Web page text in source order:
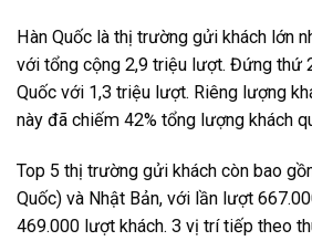
Hàn Quốc là thị trường gửi khách lớn
với tổng cộng 2,9 triệu lượt. Đứng thứ
Quốc với 1,3 triệu lượt. Riêng lượng
này đã chiếm 42% tổng lượng khách
Top 5 thị trường gửi khách còn bao
Quốc) và Nhật Bản, với lần lượt
469.000 lượt khách. 3 vị trí tiếp theo